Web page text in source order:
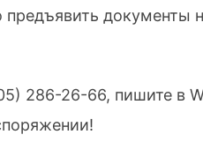
286-26-66, пишите в